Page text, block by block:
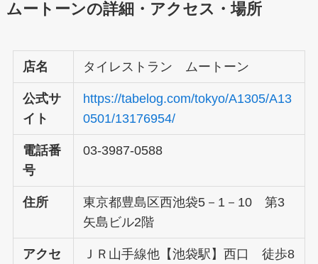
ムートーンの詳細・アクセス・場所
店名 タイレストラン ムートーン
公式サ
イト
https://tabelog.com/tokyo/A1305/A13
0501/13176954/
電話番
号
03-3987-0588
住所
東京都豊島区西池袋5－1－10 第3
矢島ビル2階
アクセ
ＪＲ山手線他【池袋駅】西口 徒歩8